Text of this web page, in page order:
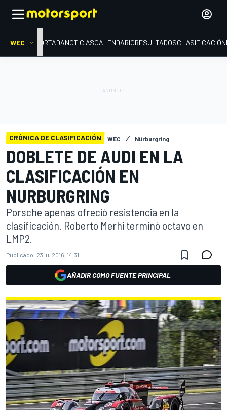
WEC PORTADANOTICIASCALENDARIORESULTADOSCLASIFICACIÓN
CRÓNICA DE CLASIFICACIÓN WEC Nürburgring
DOBLETE DE AUDI EN LA
CLASIFICACIÓN EN
NURBURGRING
Porsche apenas ofreció resistencia en la
clasificación. Roberto Merhi terminó octavo en
LMP2.
Publicado: 23 jul 2016, 14:31
AÑADIR COMO FUENTE PRINCIPAL